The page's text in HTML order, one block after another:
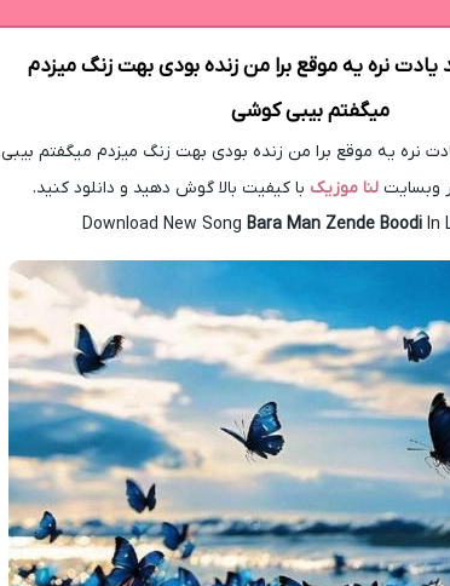
یادت نره یه موقع برا من زنده بودی بهت زنگ میزدم
میگفتم بیبی کوشی
نره یه موقع برا من زنده بودی بهت زنگ میزدم میگفتم بیبی
وبسایتلنا موزیک با کیفیت بالا گوش دهید و دانلود کنید.
Download New Song Bara Man Zende BoodiIn